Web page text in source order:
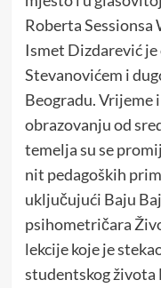
Roberta
Ismet Dizdarević
Stevanovićem i
Beogradu. Vrijeme
obrazovanju od
temelja su se
nit pedagoških
uključujući Baju
psihometričara
lekcije koje je
studentskog života